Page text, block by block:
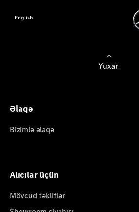
English
Yuxarı
Əlaqə
Bizimlə əlaqə
Alıcılar üçün
Mövcud təkliflər